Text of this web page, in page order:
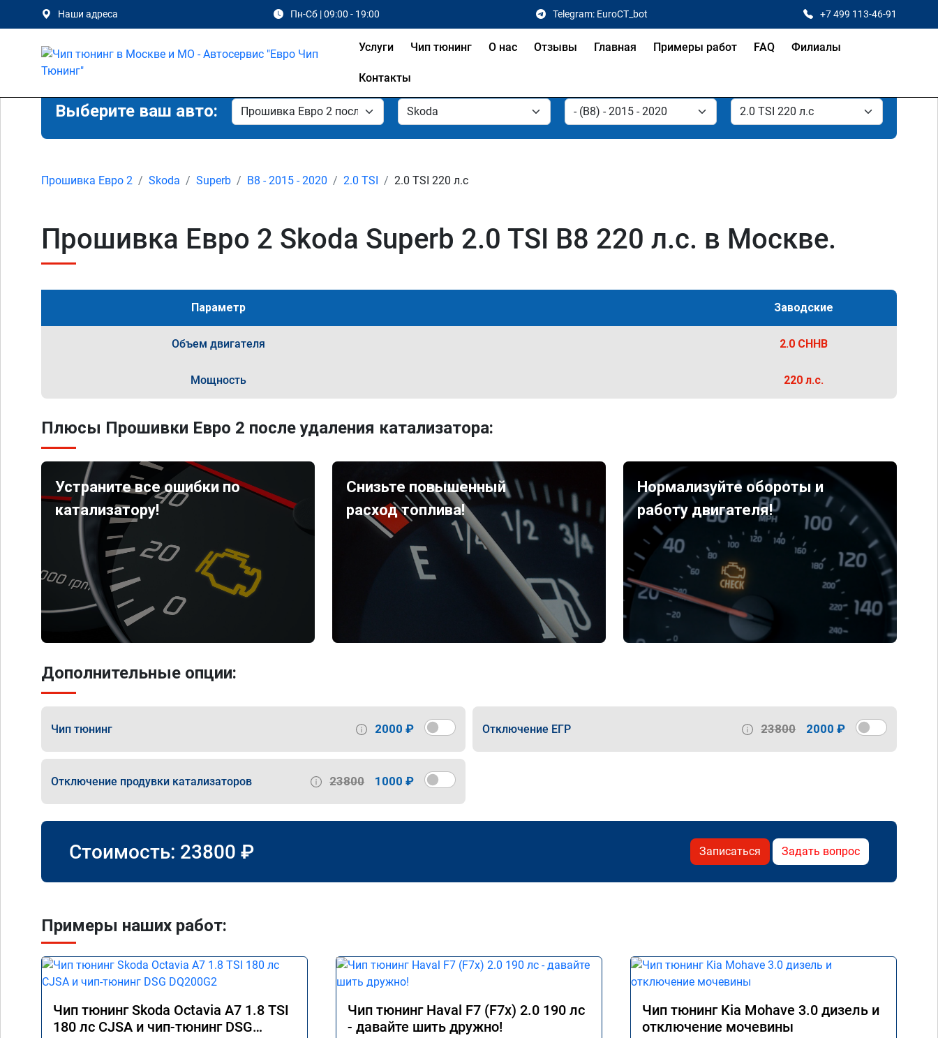
Наши адреса Пн-Сб | 09:00 - 19:00 Telegram: EuroCT_bot +7 499 113-46-91
Услуги Чип тюнинг О нас Отзывы Главная Примеры работ FAQ Филиалы
Контакты
Выберите ваш авто:
Прошивка Евро 2 Skoda Superb B8 - 2015 - 2020 2.0 TSI 2.0 TSI 220 л.с
Прошивка Евро 2 Skoda Superb 2.0 TSI B8 220 л.с. в Москве.
Параметр Заводские
Объем двигателя 2.0 CHHB
Мощность 220 л.с.
Плюсы Прошивки Евро 2 после удаления катализатора:
Устраните все ошибки по
катализатору!
Снизьте повышенный
расход топлива!
Нормализуйте обороты и
работу двигателя!
Дополнительные опции:
Чип тюнинг 2000 ₽ Отключение ЕГР 23800 2000 ₽
Отключение продувки катализаторов 23800 1000 ₽
Стоимость: 23800 ₽ Записаться Задать вопрос
Примеры наших работ:
Чип тюнинг Skoda Octavia A7 1.8 TSI
180 лс CJSA и чип-тюнинг DSG
Чип тюнинг Haval F7 (F7x) 2.0 190 лс
- давайте шить дружно!
Чип тюнинг Kia Mohave 3.0 дизель и
отключение мочевины